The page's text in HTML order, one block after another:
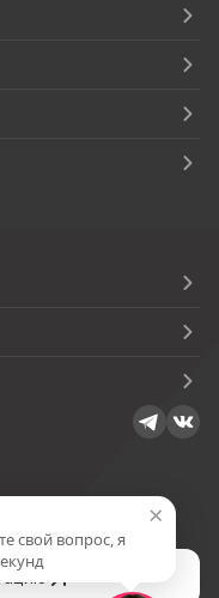
×
свой вопрос, я